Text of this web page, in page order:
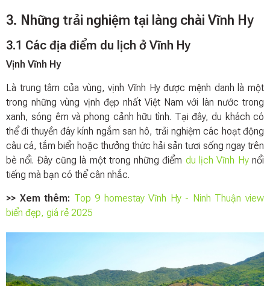
3. Những trải nghiệm tại làng chài Vĩnh Hy
3.1 Các địa điểm du lịch ở Vĩnh Hy
Vịnh Vĩnh Hy
Là trung tâm của vùng, vịnh Vĩnh Hy được mệnh danh là một
trong những vùng vịnh đẹp nhất Việt Nam với làn nước trong
xanh, sóng êm và phong cảnh hữu tình. Tại đây, du khách có
thể đi thuyền đáy kính ngắm san hô, trải nghiệm các hoạt động
câu cá, tắm biển hoặc thưởng thức hải sản tươi sống ngay trên
bè nổi. Đây cũng là một trong những điểm du lịch Vĩnh Hynổi
tiếng mà bạn có thể cân nhắc.
>> Xem thêm: Top 9 homestay Vĩnh Hy - Ninh Thuận view
biển đẹp, giá rẻ 2025